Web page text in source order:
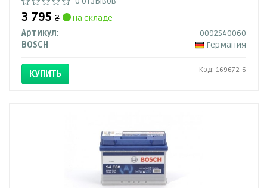
3 795 ₴
на складе
Артикул:
0092S40060
BOSCH
Германия
КУПИТЬ Код: 169672-6